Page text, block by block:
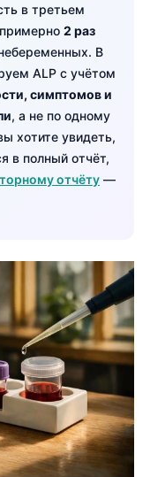
в третьем
2 раз
В
ALP с учётом
симптомов и
, а не по одному
хотите увидеть,
в полный отчёт,
отчёту —